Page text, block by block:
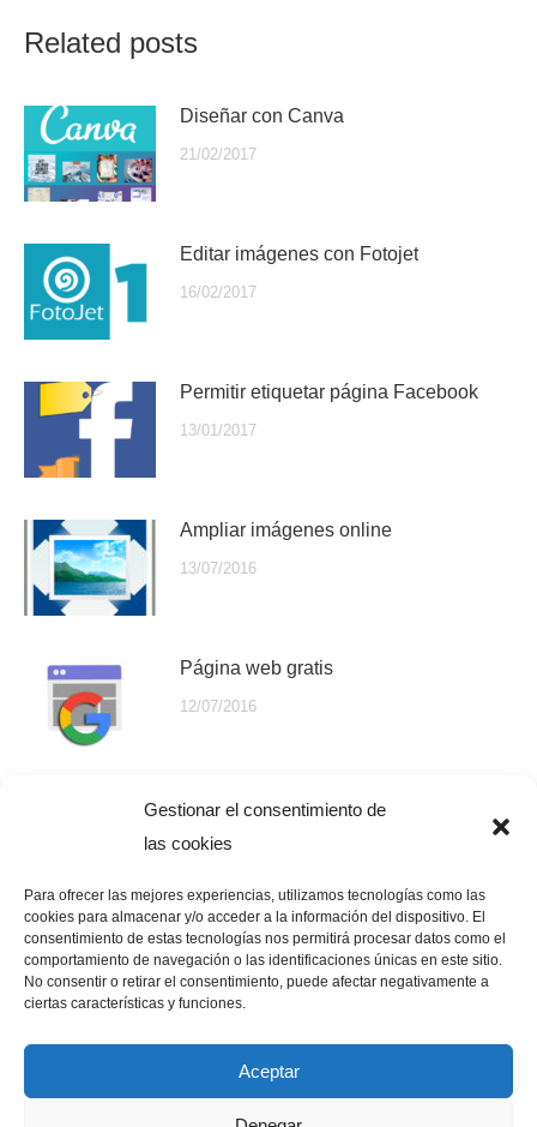
Gestionar el consentimiento de
las cookies
Para ofrecer las mejores experiencias, utilizamos tecnologías como las
cookies para almacenar y/o acceder a la información del dispositivo. El
consentimiento de estas tecnologías nos permitirá procesar datos como el
comportamiento de navegación o las identificaciones únicas en este sitio.
No consentir o retirar el consentimiento, puede afectar negativamente a
ciertas características y funciones.
Aceptar
Related posts
Diseñar con Canva
21/02/2017
Editar imágenes con Fotojet
16/02/2017
Permitir etiquetar página Facebook
13/01/2017
Ampliar imágenes online
13/07/2016
Página web gratis
12/07/2016
Combinar canciones online
11/07/2016